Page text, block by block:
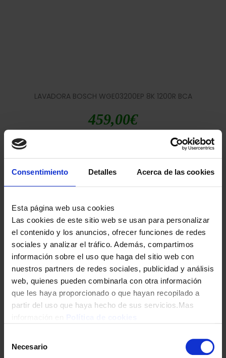
Consentimiento Detalles Acerca de las cookies
Esta página web usa cookies
Las cookies de este sitio web se usan para personalizar
el contenido y los anuncios, ofrecer funciones de redes
sociales y analizar el tráfico. Además, compartimos
información sobre el uso que haga del sitio web con
nuestros partners de redes sociales, publicidad y análisis
web, quienes pueden combinarla con otra información
que les haya proporcionado o que hayan recopilado a
partir del uso que haya hecho de sus servicios.Mas
Necesario
LAVADORA BOSCH WGE03200EP 8K 1200R BCA
459,00€
LAVADORA BOSCH WGG254Z1ES 10KG 1400RPM
589,00€